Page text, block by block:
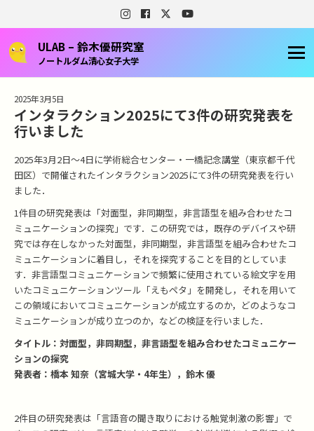
ULAB – 鈴木優研究室
ノートルダム清心女子大学
2025年3月5日
インタラクション2025にて3件の研究発表を
行いました
2025年3月2日〜4日に学術総合センター・一橋記念講堂（東京都千代
田区）で開催されたインタラクション2025にて3件の研究発表を行い
ました．
1件目の研究発表は 「対面型，非同期型，非言語型を組み合わせたコ
ミュニケーションの探究」です． この研究では，既存のデバイスや研
究では存在しなかった対面型，非同期型，非言語型を組み合わせたコ
ミュニケーションに着目し，それを探究することを目的としていま
す．非言語型コミュニケーションで頻繁に使用されている絵文字を用
いたコミュニケーションツール「えもペタ」を開発し，それを用いて
この領域においてコミュニケーションが成立するのか，どのようなコ
ミュニケーションが成り立つのか，などの検証を行いました．
タイトル：対面型，非同期型，非言語型を組み合わせたコミュニケー
ションの探究
発表者：橋本 知奈（宮城大学・4年生），鈴木 優
2件目の研究発表は「言語音の聞き取りにおける触覚刺激の影響」で